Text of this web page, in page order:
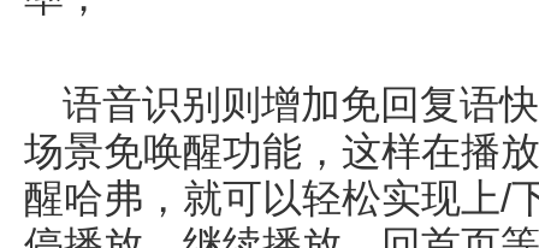
语音识别则增加免回复语
场景免唤醒功能，这样在播
醒哈弗，就可以轻松实现上/